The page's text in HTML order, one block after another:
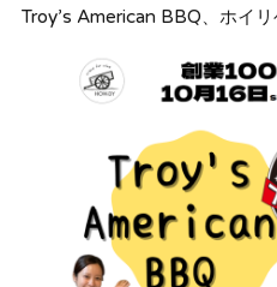
Troy’s American BBQ、ホイ